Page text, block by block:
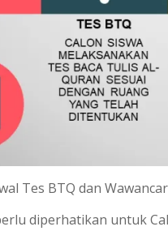
Tes BTQ dan
diperhatikan untuk